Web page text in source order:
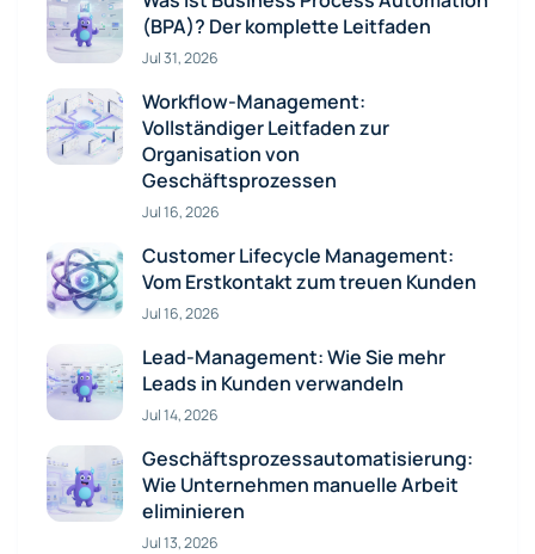
(BPA)? Der komplette Leitfaden
Jul 31, 2026
Workflow-Management:
Vollständiger Leitfaden zur
Organisation von
Geschäftsprozessen
Jul 16, 2026
Customer Lifecycle Management:
Vom Erstkontakt zum treuen Kunden
Jul 16, 2026
Lead-Management: Wie Sie mehr
Leads in Kunden verwandeln
Jul 14, 2026
Geschäftsprozessautomatisierung:
Wie Unternehmen manuelle Arbeit
eliminieren
Jul 13, 2026